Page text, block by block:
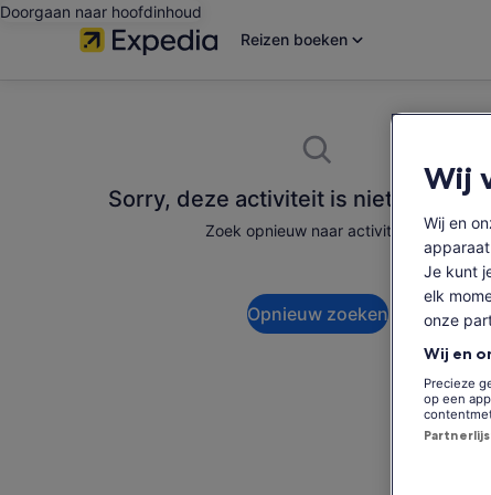
Doorgaan naar hoofdinhoud
Reizen boeken
Sorry, deze activiteit is niet
Zoek opnieuw naar activiteiten.
Opnieuw zoeken
Wij
Wij en
Je kunt
elk
onze
Wij en
Precieze
op een